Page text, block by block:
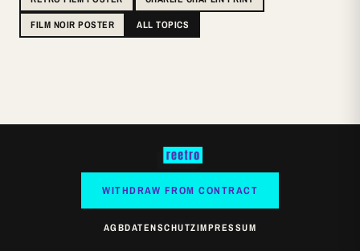
FILM NOIR POSTER
ALL TOPICS
WITHDRAW FROM CONTRACT
AGBDATENSCHUTZIMPRESSUM